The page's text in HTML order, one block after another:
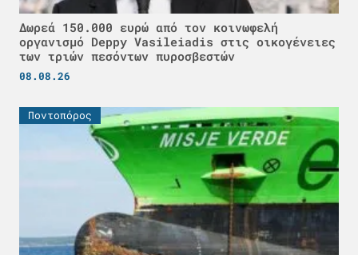
Δωρεά 150.000 ευρώ από τον κοινωφελή
οργανισμό Deppy Vasileiadis στις οικογένειες
των τριών πεσόντων πυροσβεστών
08.08.26
Ποντοπόρος